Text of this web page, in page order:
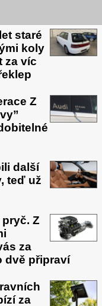
staré
koly
za víc
Z
další
teď už
Z
za
dvě připraví
za